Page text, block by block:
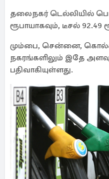
தலைநகர் டெல்லியில்
ரூபாயாகவும், டீசல் 92.49
மும்பை, சென்னை,
நகரங்களிலும் இதே
பதிவாகியுள்ளது.